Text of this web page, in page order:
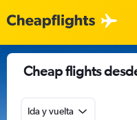
Cheap flights
Ida y vuelta